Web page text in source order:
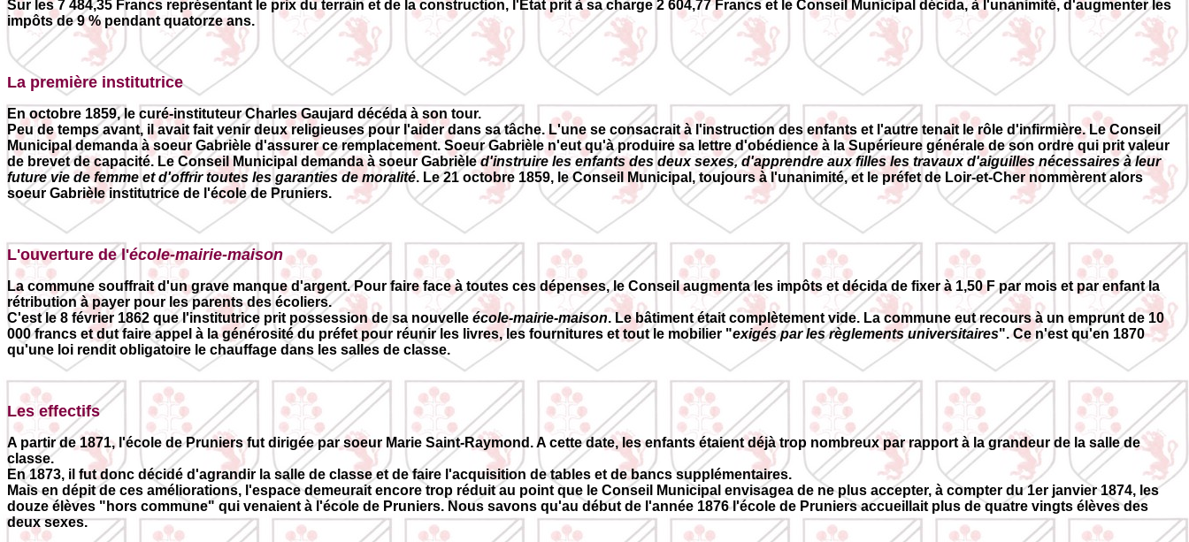
Sur les 7 484,35 Francs représentant le prix du terrain et de la construction, l'Etat prit à sa charge 2 604,77 Francs et le Conseil Municipal décida, à l'unanimité, d'augmenter les
impôts de 9 % pendant quatorze ans.
La première institutrice
En octobre 1859, le curé-instituteur Charles Gaujard décéda à son tour.
Peu de temps avant, il avait fait venir deux religieuses pour l'aider dans sa tâche. L'une se consacrait à l'instruction des enfants et l'autre tenait le rôle d'infirmière. Le Conseil
Municipal demanda à soeur Gabrièle d'assurer ce remplacement. Soeur Gabrièle n'eut qu'à produire sa lettre d'obédience à la Supérieure générale de son ordre qui prit valeur
de brevet de capacité. Le Conseil Municipal demanda à soeur Gabrièled'instruire les enfants des deux sexes, d'apprendre aux filles les travaux d'aiguilles nécessaires à leur
future vie de femme et d'offrir toutes les garanties de moralité. Le 21 octobre 1859, le Conseil Municipal, toujours à l'unanimité, et le préfet de Loir-et-Cher nommèrent alors
soeur Gabrièle institutrice de l'école de Pruniers.
L'ouverture de l'école-mairie-maison
La commune souffrait d'un grave manque d'argent. Pour faire face à toutes ces dépenses, le Conseil augmenta les impôts et décida de fixer à 1,50 F par mois et par enfant la
rétribution à payer pour les parents des écoliers.
C'est le 8 février 1862 que l'institutrice prit possession de sa nouvelle école-mairie-maison. Le bâtiment était complètement vide. La commune eut recours à un emprunt de 10
000 francs et dut faire appel à la générosité du préfet pour réunir les livres, les fournitures et tout le mobilier "exigés par les règlements universitaires". Ce n'est qu'en 1870
qu'une loi rendit obligatoire le chauffage dans les salles de classe.
Les effectifs
A partir de 1871, l'école de Pruniers fut dirigée par soeur Marie Saint-Raymond. A cette date, les enfants étaient déjà trop nombreux par rapport à la grandeur de la salle de
classe.
En 1873, il fut donc décidé d'agrandir la salle de classe et de faire l'acquisition de tables et de bancs supplémentaires.
Mais en dépit de ces améliorations, l'espace demeurait encore trop réduit au point que le Conseil Municipal envisagea de ne plus accepter, à compter du 1er janvier 1874, les
douze élèves "hors commune" qui venaient à l'école de Pruniers. Nous savons qu'au début de l'année 1876 l'école de Pruniers accueillait plus de quatre vingts élèves des
deux sexes.